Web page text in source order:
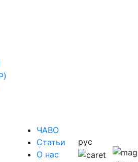
ЧАВО
Cтатьи
O нас
рус